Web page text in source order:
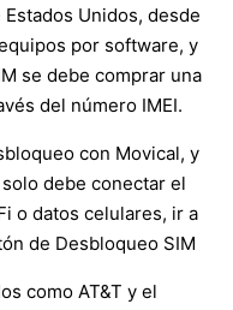
Unidos, desde
por software, y
se debe comprar una
del número IMEI.
con Movical, y
debe conectar el
o datos celulares, ir a
de Desbloqueo SIM
como AT&T y el